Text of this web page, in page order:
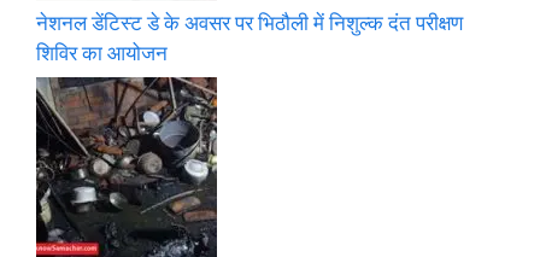
नेशनल डेंटिस्ट डे के अवसर पर भिठौली में निशुल्क दंत परीक्षण
शिविर का आयोजन